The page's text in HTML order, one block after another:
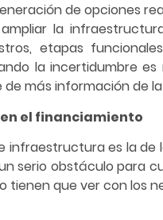
de opciones
la
etapas
la incertidumbre
más información de
el financiamiento
es la de
serio obstáculo para
tienen que ver con los